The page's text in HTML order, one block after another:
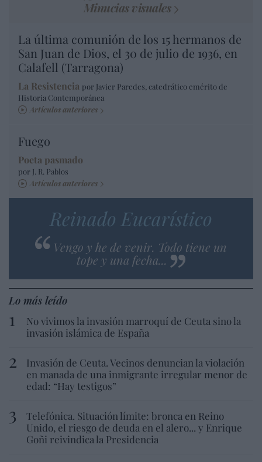
Minucias visuales
La última comunión de los 15 hermanos de
San Juan de Dios, el 30 de julio de 1936, en
Calafell (Tarragona)
La Resistencia por Javier Paredes, catedrático emérito de
Historia Contemporánea
Artículos anteriores
Fuego
Poeta pasmado
por J. R. Pablos
Artículos anteriores
Reinado Eucarístico
Vengo y he de venir. Todo tiene un
tope y una fecha...
Lo más leído
No vivimos la invasión marroquí de Ceuta sino la
invasión islámica de España
Invasión de Ceuta. Vecinos denuncian la violación
en manada de una inmigrante irregular menor de
edad: “Hay testigos”
Telefónica. Situación límite: bronca en Reino
Unido, el riesgo de deuda en el alero... y Enrique
Goñi reivindica la Presidencia